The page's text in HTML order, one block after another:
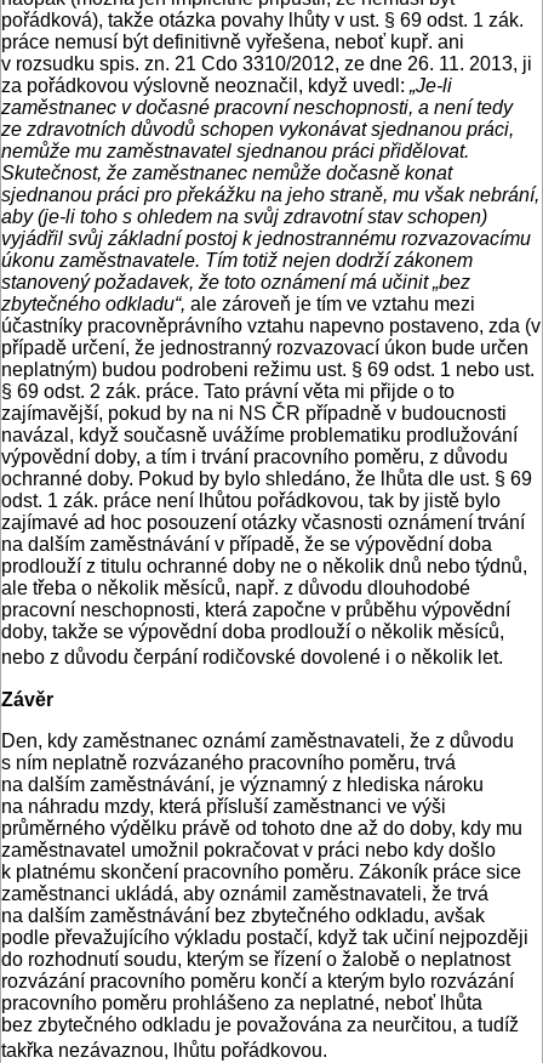
pořádková), takže otázka povahy lhůty v ust. § 69 odst. 1 zák.
práce nemusí být definitivně vyřešena, neboť kupř. ani
v rozsudku spis. zn. 21 Cdo 3310/2012, ze dne 26. 11. 2013, ji
za pořádkovou výslovně neoznačil, když uvedl: „Je-li
zaměstnanec v dočasné pracovní neschopnosti, a není tedy
ze zdravotních důvodů schopen vykonávat sjednanou práci,
nemůže mu zaměstnavatel sjednanou práci přidělovat.
Skutečnost, že zaměstnanec nemůže dočasně konat
sjednanou práci pro překážku na jeho straně, mu však nebrání,
aby (je-li toho s ohledem na svůj zdravotní stav schopen)
vyjádřil svůj základní postoj k jednostrannému rozvazovacímu
úkonu zaměstnavatele. Tím totiž nejen dodrží zákonem
stanovený požadavek, že toto oznámení má učinit „bez
zbytečného odkladu“, ale zároveň je tím ve vztahu mezi
účastníky pracovněprávního vztahu napevno postaveno, zda (v
případě určení, že jednostranný rozvazovací úkon bude určen
neplatným) budou podrobeni režimu ust. § 69 odst. 1 nebo ust.
§ 69 odst. 2 zák. práce. Tato právní věta mi přijde o to
zajímavější, pokud by na ni NS ČR případně v budoucnosti
navázal, když současně uvážíme problematiku prodlužování
výpovědní doby, a tím i trvání pracovního poměru, z důvodu
ochranné doby. Pokud by bylo shledáno, že lhůta dle ust. § 69
odst. 1 zák. práce není lhůtou pořádkovou, tak by jistě bylo
zajímavé ad hoc posouzení otázky včasnosti oznámení trvání
na dalším zaměstnávání v případě, že se výpovědní doba
prodlouží z titulu ochranné doby ne o několik dnů nebo týdnů,
ale třeba o několik měsíců, např. z důvodu dlouhodobé
pracovní neschopnosti, která započne v průběhu výpovědní
doby, takže se výpovědní doba prodlouží o několik měsíců,
nebo z důvodu čerpání rodičovské dovolené i o několik let.
Závěr
Den, kdy zaměstnanec oznámí zaměstnavateli, že z důvodu
s ním neplatně rozvázaného pracovního poměru, trvá
na dalším zaměstnávání, je významný z hlediska nároku
na náhradu mzdy, která přísluší zaměstnanci ve výši
průměrného výdělku právě od tohoto dne až do doby, kdy mu
zaměstnavatel umožnil pokračovat v práci nebo kdy došlo
k platnému skončení pracovního poměru. Zákoník práce sice
zaměstnanci ukládá, aby oznámil zaměstnavateli, že trvá
na dalším zaměstnávání bez zbytečného odkladu, avšak
podle převažujícího výkladu postačí, když tak učiní nejpozději
do rozhodnutí soudu, kterým se řízení o žalobě o neplatnost
rozvázání pracovního poměru končí a kterým bylo rozvázání
pracovního poměru prohlášeno za neplatné, neboť lhůta
bez zbytečného odkladu je považována za neurčitou, a tudíž
takřka nezávaznou, lhůtu pořádkovou.